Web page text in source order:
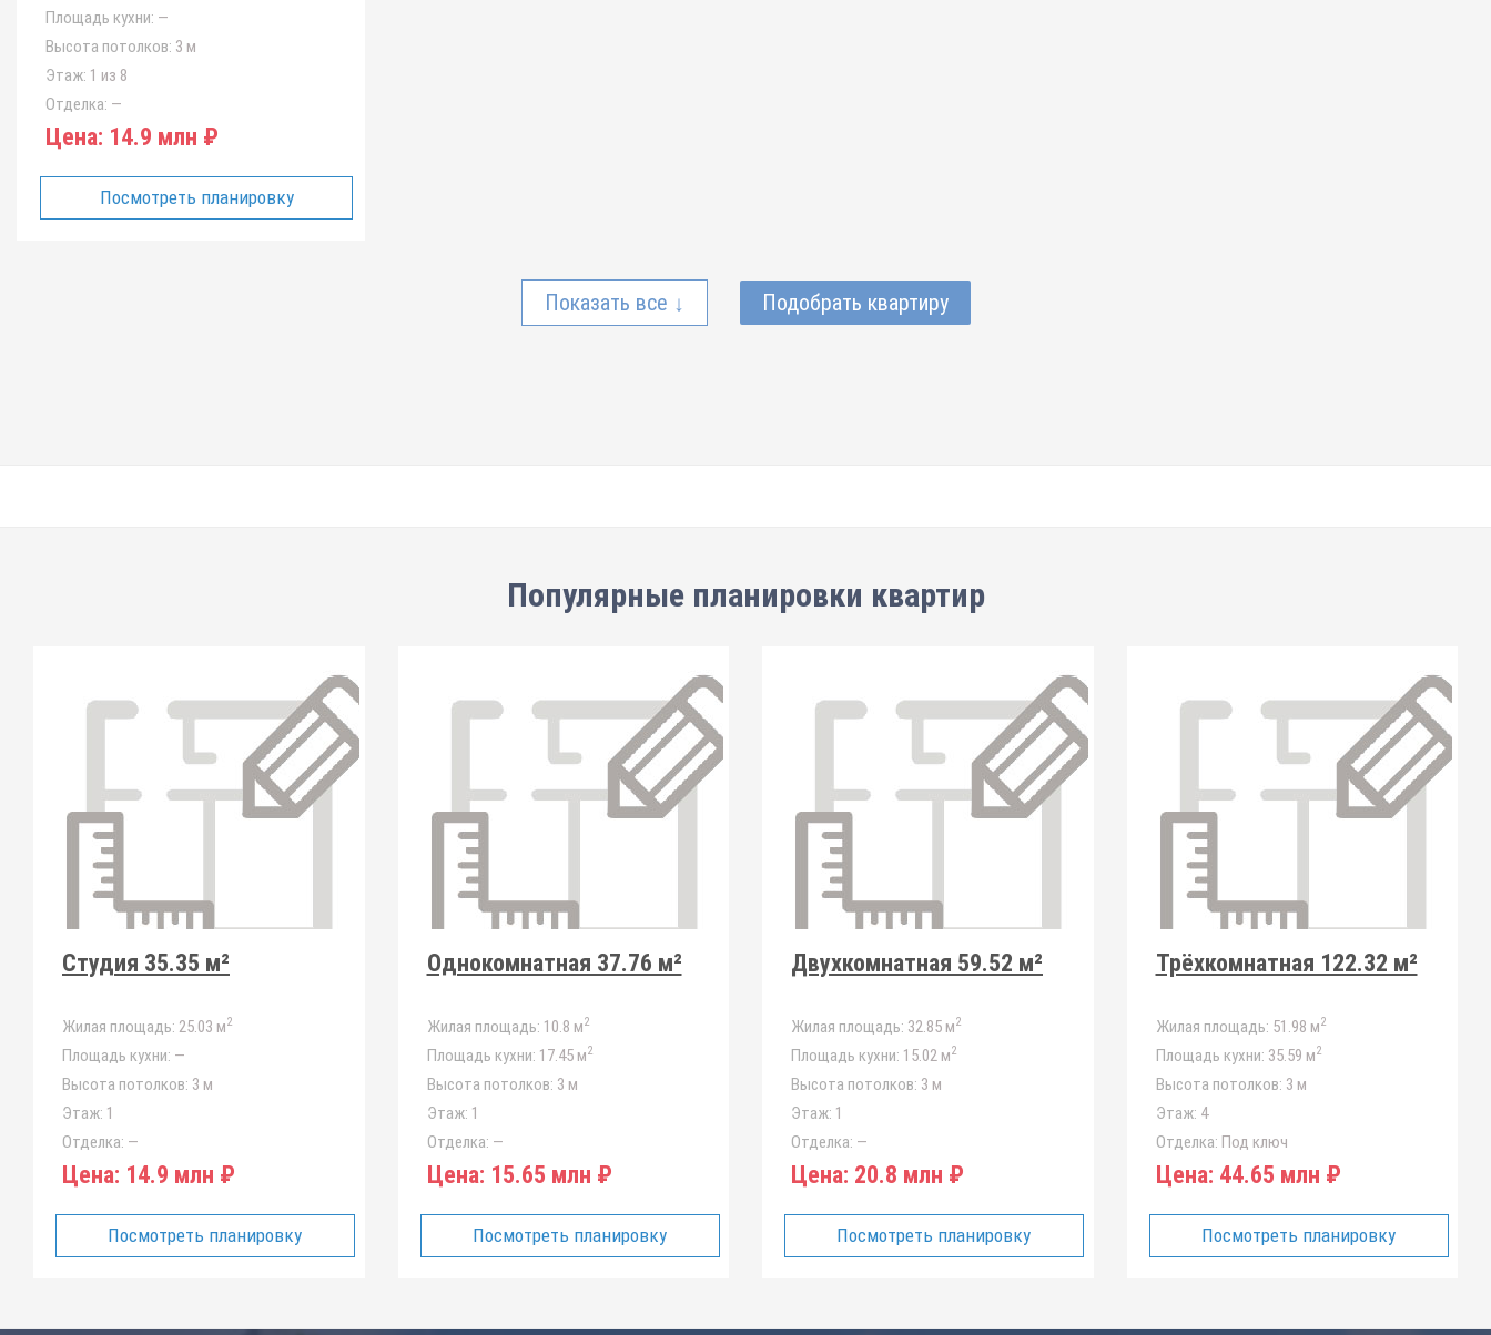
Площадь кухни: —
Высота потолков: 3 м
Этаж: 1 из 8
Отделка: —
Цена: 14.9 млн ₽
Посмотреть планировку
Показать все ↓ Подобрать квартиру
Популярные планировки квартир
Студия 35.35 м²
Жилая площадь: 25.03 м2
Площадь кухни: —
Высота потолков: 3 м
Этаж: 1
Отделка: —
Цена: 14.9 млн ₽
Посмотреть планировку
Однокомнатная 37.76 м²
Жилая площадь: 10.8 м2
Площадь кухни: 17.45 м2
Высота потолков: 3 м
Этаж: 1
Отделка: —
Цена: 15.65 млн ₽
Посмотреть планировку
Двухкомнатная 59.52 м²
Жилая площадь: 32.85 м2
Площадь кухни: 15.02 м2
Высота потолков: 3 м
Этаж: 1
Отделка: —
Цена: 20.8 млн ₽
Посмотреть планировку
Трёхкомнатная 122.32 м²
Жилая площадь: 51.98 м2
Площадь кухни: 35.59 м2
Высота потолков: 3 м
Этаж: 4
Отделка: Под ключ
Цена: 44.65 млн ₽
Посмотреть планировку